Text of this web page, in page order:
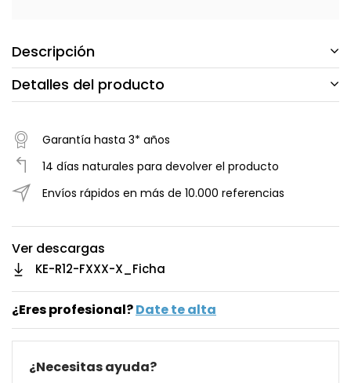
Descripción
Detalles del producto
Garantía hasta 3* años
14 días naturales para devolver el producto
Envíos rápidos en más de 10.000 referencias
Ver descargas
KE-R12-FXXX-X_Ficha
¿Eres profesional?Date te alta
¿Necesitas ayuda?